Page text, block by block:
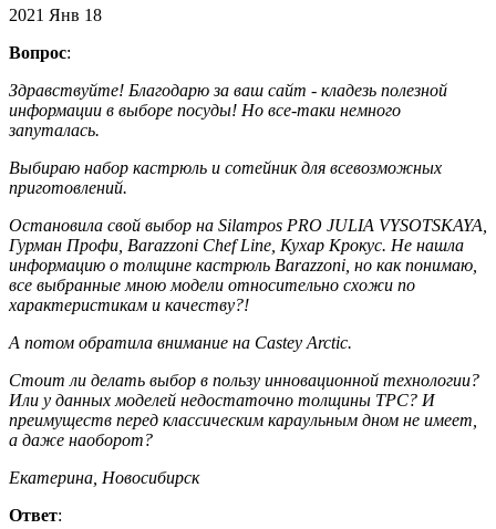
2021 Янв 18
Вопрос:
Здравствуйте! Благодарю за ваш сайт - кладезь полезной
информации в выборе посуды! Но все-таки немного
запуталась.
Выбираю набор кастрюль и сотейник для всевозможных
приготовлений.
Остановила свой выбор на Silampos PRO JULIA VYSOTSKAYA,
Гурман Профи, Barazzoni Chef Line, Кухар Крокус. Не нашла
информацию о толщине кастрюль Barazzoni, но как понимаю,
все выбранные мною модели относительно схожи по
характеристикам и качеству?!
А потом обратила внимание на Castey Arctic.
Стоит ли делать выбор в пользу инновационной технологии?
Или у данных моделей недостаточно толщины ТРС? И
преимуществ перед классическим караульным дном не имеет,
а даже наоборот?
Екатерина, Новосибирск
Ответ: